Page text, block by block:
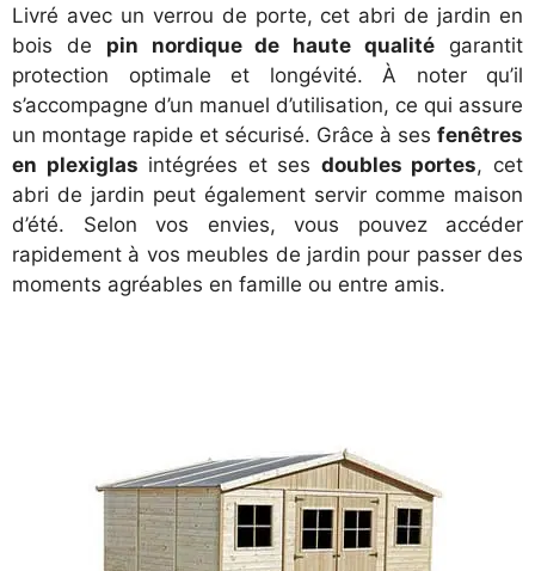
Livré avec un verrou de porte, cet abri de jardin en
bois de pin nordique de haute qualité garantit
protection optimale et longévité. À noter qu’il
s’accompagne d’un manuel d’utilisation, ce qui assure
un montage rapide et sécurisé. Grâce à ses fenêtres
en plexiglas intégrées et ses doubles portes, cet
abri de jardin peut également servir comme maison
d’été. Selon vos envies, vous pouvez accéder
rapidement à vos meubles de jardin pour passer des
moments agréables en famille ou entre amis.